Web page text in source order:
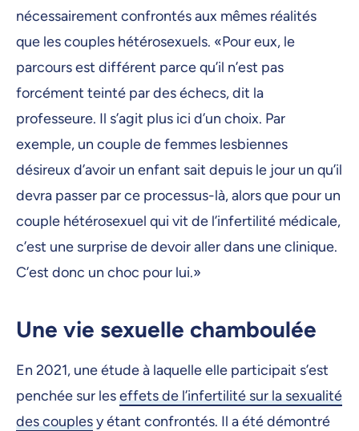
nécessairement confrontés aux mêmes réalités
que les couples hétérosexuels. «Pour eux, le
parcours est différent parce qu’il n’est pas
forcément teinté par des échecs, dit la
professeure. Il s’agit plus ici d’un choix. Par
exemple, un couple de femmes lesbiennes
désireux d’avoir un enfant sait depuis le jour un qu’il
devra passer par ce processus-là, alors que pour un
couple hétérosexuel qui vit de l’infertilité médicale,
c’est une surprise de devoir aller dans une clinique.
C’est donc un choc pour lui.»
Une vie sexuelle chamboulée
En 2021, une étude à laquelle elle participait s’est
penchée sur leseffets de l’infertilité sur la sexualité
des couplesy étant confrontés. Il a été démontré